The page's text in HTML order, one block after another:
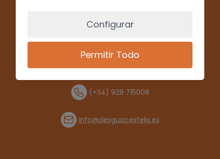
(+34) 928 715008
info@desguacesfelix.es
Configurar
Permitir Todo